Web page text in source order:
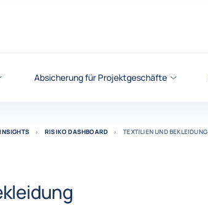
Absicherung für Projektgeschäfte
RISIKO DASHBOARD TEXTILIEN UND BEKLEIDUNG